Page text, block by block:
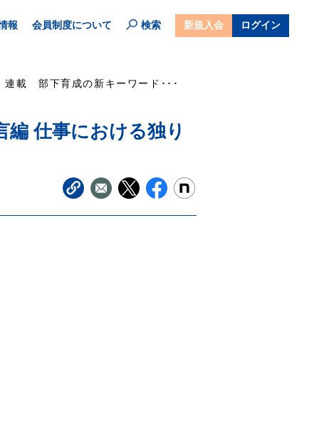
報 会員制度について 検索 新規入会 ログイン
連載 部下育成の新キーワード･･･
仕事における独り